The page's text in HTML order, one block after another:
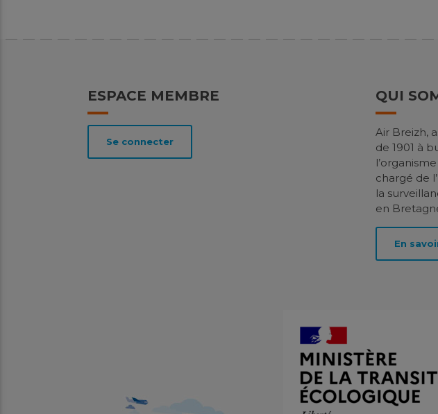
ESPACE MEMBRE
Se connecter
QUI
Air Breizh,
de 1901 à
chargé de
la
en
En